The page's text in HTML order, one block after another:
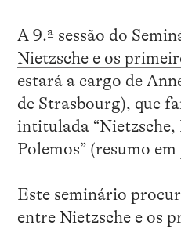
A 9.ª sessão do
Nietzsche e os
estará a cargo de
de Strasbourg), que
intitulada
Polemos” (resumo em
Este seminário
entre Nietzsche e os